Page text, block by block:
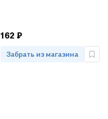
162 ₽
Забрать из магазина